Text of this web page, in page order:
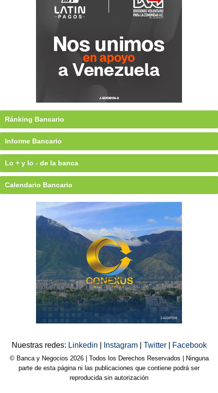
Ránking Bancario
Informe Bancario
Lo + y lo - de la banca
Calendario Bancario
Nuestras redes: Linkedin Instagram Twitter Facebook
© Banca y Negocios 2026 | Todos los Derechos Reservados | Ninguna
parte de esta página ni las publicaciones que contiene podrá ser
reproducida sin autorización